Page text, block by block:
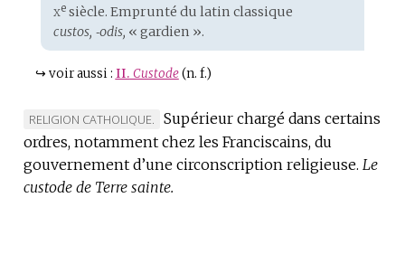
Étymologie
:
xesiècle. Emprunté du latin classique
custos, ‑odis, « gardien ».
↪ voir aussi : II. Custode (n. f.)
MARQUE
DE
DOMAINE
:
RELIGION CATHOLIQUE.
Supérieur chargé dans certains
ordres, notamment chez les Franciscains, du
gouvernement d’une circonscription religieuse. Le
custode de Terre sainte.